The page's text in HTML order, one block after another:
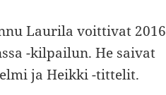
Laurila voittivat 2016
-kilpailun. He saivat
ja Heikki -tittelit.